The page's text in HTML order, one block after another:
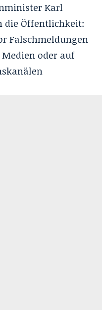
Karl
die Öffentlichkeit:
Falschmeldungen
oder auf